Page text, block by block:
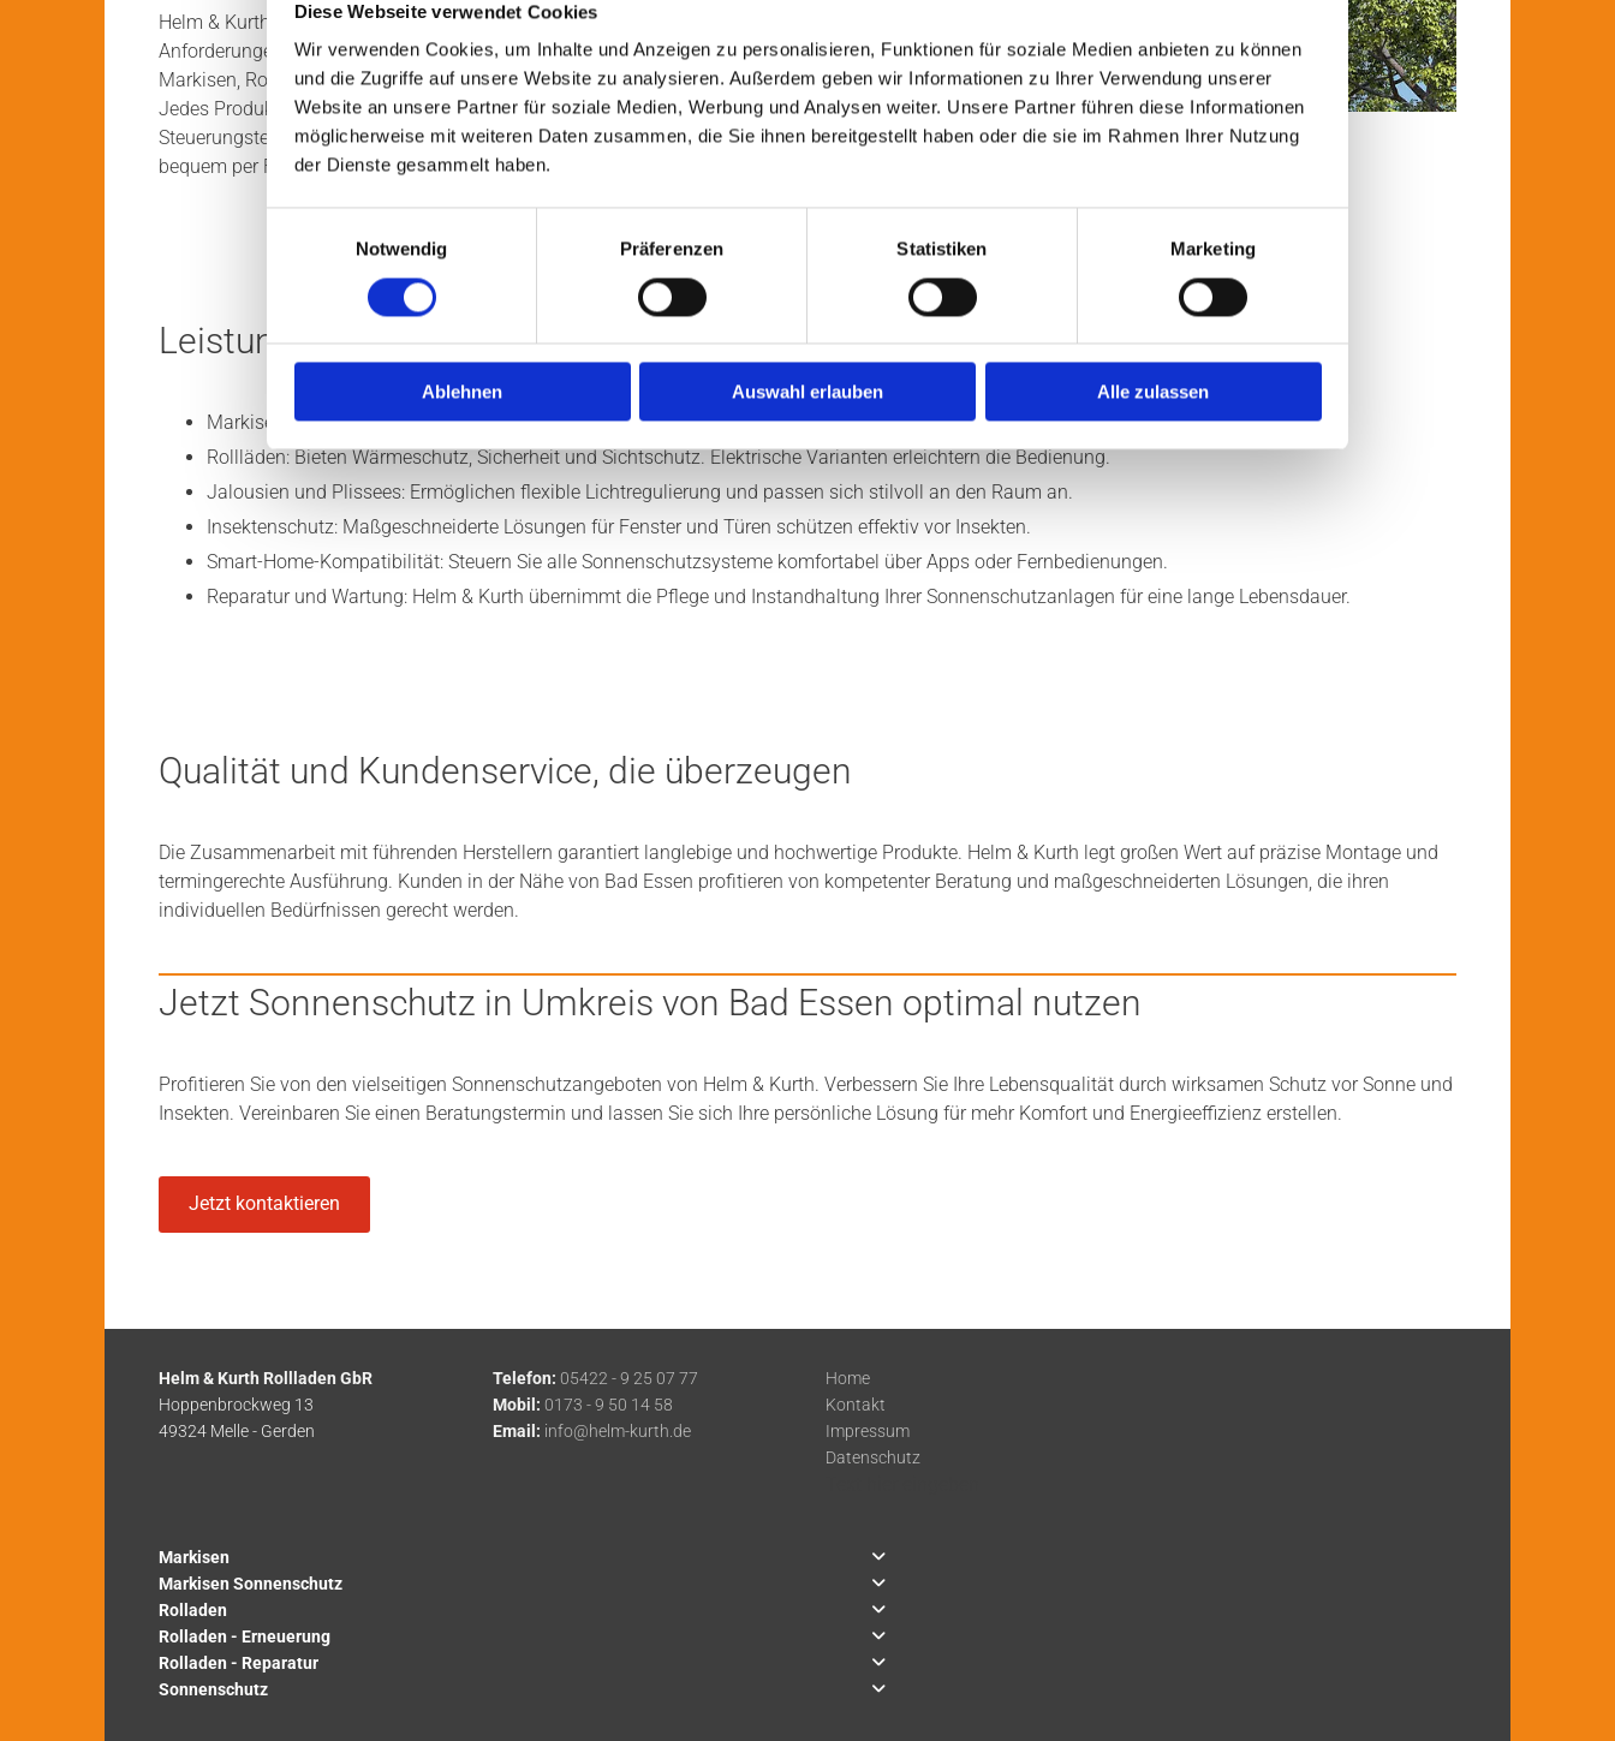
Diese Webseite verwendet Cookies
Wir verwenden Cookies, um Inhalte und Anzeigen zu personalisieren, Funktionen für soziale Medien anbieten zu können
und die Zugriffe auf unsere Website zu analysieren. Außerdem geben wir Informationen zu Ihrer Verwendung unserer
Website an unsere Partner für soziale Medien, Werbung und Analysen weiter. Unsere Partner führen diese Informationen
möglicherweise mit weiteren Daten zusammen, die Sie ihnen bereitgestellt haben oder die sie im Rahmen Ihrer Nutzung
der Dienste gesammelt haben.
Notwendig
Präferenzen Statistiken Marketing
Ablehnen Auswahl erlauben Alle zulassen
Helm & Kurth bietet verschiedene Produkte, die den unterschiedlichen
Anforderungen gerecht werden. Zum Angebot gehören unter anderem
Markisen, Rollläden, Jalousien, Plissees und Insektenschutzsysteme.
Jedes Produkt wird fachgerecht installiert und auf Wunsch mit moderner
Steuerungstechnik ausgestattet. So steuern Sie Ihre Sonnenschutzanlagen
bequem per Funk oder App. Das verbessert den Komfort und spart Energie.
Leistungsübersicht von Helm & Kurth im Raum Bad Essen
Markisen: Ideal für Terrasse und Balkon, schützen sie vor direkter Sonneneinstrahlung und schaffen angenehmen Schatten.
Rollläden: Bieten Wärmeschutz, Sicherheit und Sichtschutz. Elektrische Varianten erleichtern die Bedienung.
Jalousien und Plissees: Ermöglichen flexible Lichtregulierung und passen sich stilvoll an den Raum an.
Insektenschutz: Maßgeschneiderte Lösungen für Fenster und Türen schützen effektiv vor Insekten.
Smart-Home-Kompatibilität: Steuern Sie alle Sonnenschutzsysteme komfortabel über Apps oder Fernbedienungen.
Reparatur und Wartung: Helm & Kurth übernimmt die Pflege und Instandhaltung Ihrer Sonnenschutzanlagen für eine lange Lebensdauer.
Qualität und Kundenservice, die überzeugen
Die Zusammenarbeit mit führenden Herstellern garantiert langlebige und hochwertige Produkte. Helm & Kurth legt großen Wert auf präzise Montage und
termingerechte Ausführung. Kunden in der Nähe von Bad Essen profitieren von kompetenter Beratung und maßgeschneiderten Lösungen, die ihren
individuellen Bedürfnissen gerecht werden.
Jetzt Sonnenschutz in Umkreis von Bad Essen optimal nutzen
Profitieren Sie von den vielseitigen Sonnenschutzangeboten von Helm & Kurth. Verbessern Sie Ihre Lebensqualität durch wirksamen Schutz vor Sonne und
Insekten. Vereinbaren Sie einen Beratungstermin und lassen Sie sich Ihre persönliche Lösung für mehr Komfort und Energieeffizienz erstellen.
Jetzt kontaktieren
Helm & Kurth Rollladen GbR
Hoppenbrockweg 13
49324 Melle - Gerden
Telefon: 05422 - 9 25 07 77
Mobil: 0173 - 9 50 14 58
Email: info@helm-kurth.de
Home
Kontakt
Impressum
Datenschutz
Markisen
Markisen Sonnenschutz
Rolladen
Rolladen - Erneuerung
Rolladen - Reparatur
Sonnenschutz